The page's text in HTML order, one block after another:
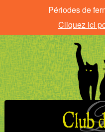
Périodes de
Cliquez ici